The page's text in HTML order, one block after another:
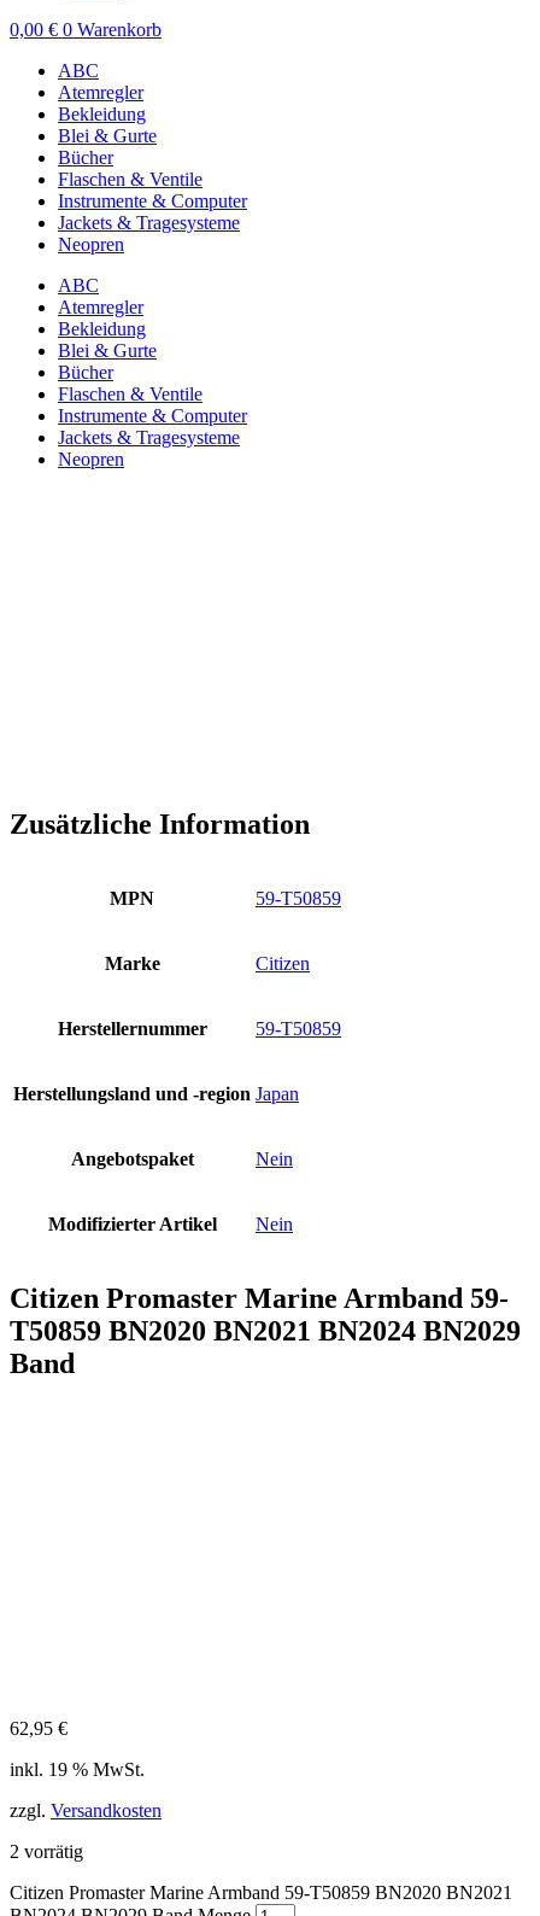
0,00 € 0 Warenkorb
ABC
Atemregler
Bekleidung
Blei & Gurte
Bücher
Flaschen & Ventile
Instrumente & Computer
Jackets & Tragesysteme
Neopren
ABC
Atemregler
Bekleidung
Blei & Gurte
Bücher
Flaschen & Ventile
Instrumente & Computer
Jackets & Tragesysteme
Neopren
Zusätzliche Information
MPN 59-T50859
Marke Citizen
Herstellernummer 59-T50859
Herstellungsland und -region Japan
Angebotspaket Nein
Modifizierter Artikel Nein
Citizen Promaster Marine Armband 59-
T50859 BN2020 BN2021 BN2024 BN2029
Band
62,95 €
inkl. 19 % MwSt.
zzgl. Versandkosten
2 vorrätig
Citizen Promaster Marine Armband 59-T50859 BN2020 BN2021